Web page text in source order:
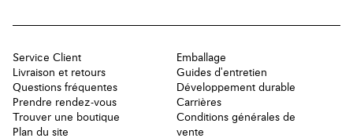
Service Client
Livraison et retours
Questions fréquentes
Prendre rendez-vous
Trouver une boutique
Plan du site
Emballage
Guides d'entretien
Développement durable
Carrières
Conditions générales de
vente